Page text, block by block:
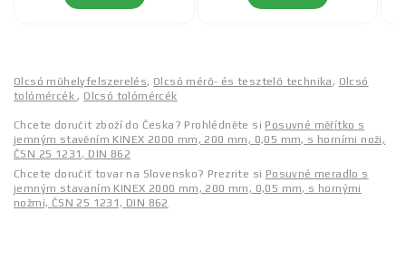
Olcsó műhelyfelszerelés, Olcsó mérő- és tesztelő technika, Olcsó
tolómércék, Olcsó tolómércék
Chcete doručit zboží do Česka? Prohlédněte si Posuvné měřítko s
jemným stavěním KINEX 2000 mm, 200 mm, 0,05 mm, s horními noži,
ČSN 25 1231, DIN 862
Chcete doručiť tovar na Slovensko? Prezrite si Posuvné meradlo s
jemným stavaním KINEX 2000 mm, 200 mm, 0,05 mm, s hornými
nožmi, ČSN 25 1231, DIN 862